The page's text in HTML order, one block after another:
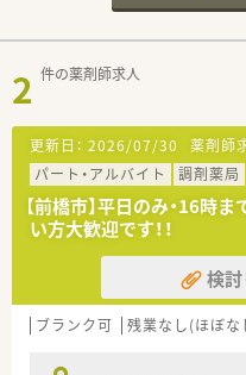
2 件の薬剤師求人
更新日： 2026/07/30 薬剤師
パート・アルバイト
調剤薬局
【前橋市】平日のみ・16時
い方大歓迎です！！
検
ブランク可 残業なし(ほぼな